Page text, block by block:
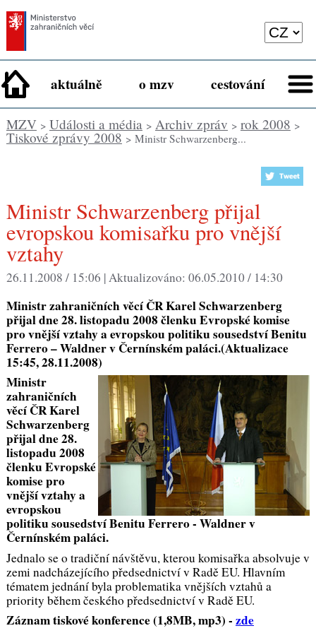
aktuálně o mzv cestování
MZV> Události a média> Archiv zpráv > rok 2008 >
Tiskové zprávy 2008 > Ministr Schwarzenberg...
Ministr Schwarzenberg přijal
evropskou komisařku pro vnější
vztahy
26.11.2008 / 15:06 |Aktualizováno: 06.05.2010 / 14:30
Ministr zahraničních věcí ČR Karel Schwarzenberg
přijal dne 28. listopadu 2008 členku Evropské komise
pro vnější vztahy a evropskou politiku sousedství Benitu
Ferrero – Waldner v Černínském paláci.(Aktualizace
15:45, 28.11.2008)
Ministr
zahraničních
věcí ČR Karel
Schwarzenberg
přijal dne 28.
listopadu 2008
členku Evropské
komise pro
vnější vztahy a
evropskou
politiku sousedství Benitu Ferrero - Waldner v
Černínském paláci.
Jednalo se o tradiční návštěvu, kterou komisařka absolvuje v
zemi nadcházejícího předsednictví v Radě EU. Hlavním
tématem jednání byla problematika vnějších vztahů a
priority během českého předsednictví v Radě EU.
Záznam tiskové konference (1,8MB, mp3) - zde